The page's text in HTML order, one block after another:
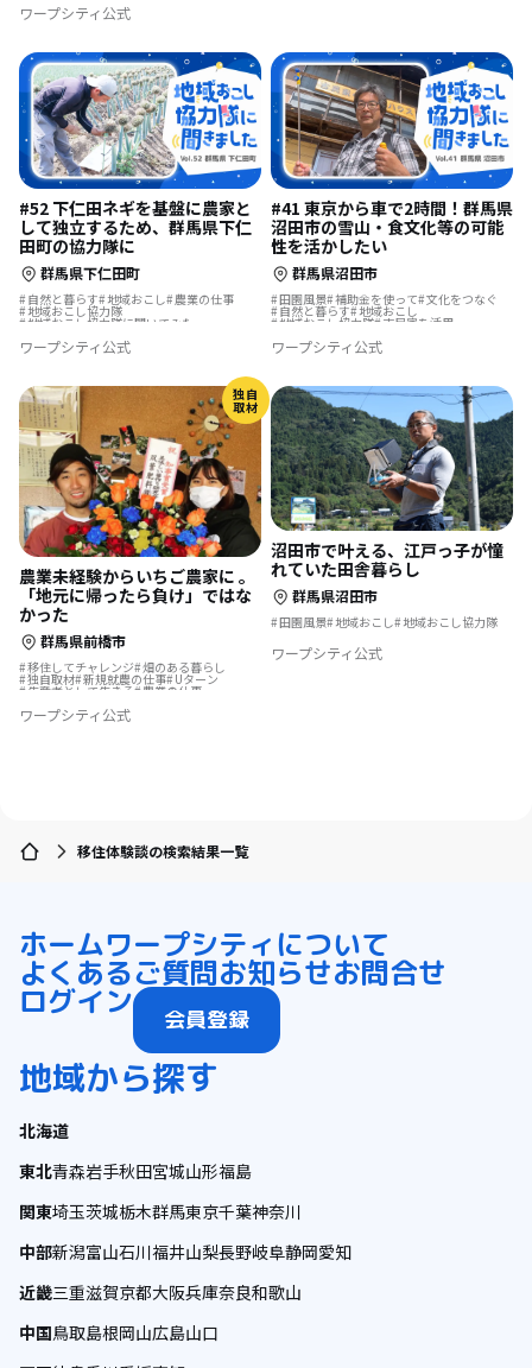
ワープシティ公式
#52 下仁田ネギを基盤に農家と
して独立するため、群馬県下仁
田町の協力隊に
群馬県下仁田町
自然と暮らす 地域おこし 農業の仕事
地域おこし協力隊
地域おこし協力隊に聞いてみた
ワープシティ公式
#41 東京から車で2時間！群馬県
沼田市の雪山・食文化等の可能
性を活かしたい
群馬県沼田市
田園風景 補助金を使って 文化をつなぐ
自然と暮らす 地域おこし
地域おこし協力隊 古民家を活用
転勤を機に移住 地域を活性化
地域おこし協力隊に聞いてみた
ワープシティ公式
独自
取材
農業未経験からいちご農家に 。
「地元に帰ったら負け」ではな
かった
群馬県前橋市
移住してチャレンジ 畑のある暮らし
独自取材 新規就農の仕事 Uターン
生産者として生きる 農業の仕事
ワープシティ公式
沼田市で叶える、江戸っ子が憧
れていた田舎暮らし
群馬県沼田市
田園風景 地域おこし 地域おこし協力隊
ワープシティ公式
移住体験談の検索結果一覧
ホームワープシティについて
よくあるご質問お知らせお問合せ
ログイン 会員登録
地域から探す
北海道
東北青森岩手秋田宮城山形福島
関東埼玉茨城栃木群馬東京千葉神奈川
中部新潟富山石川福井山梨長野岐阜静岡愛知
近畿三重滋賀京都大阪兵庫奈良和歌山
中国鳥取島根岡山広島山口